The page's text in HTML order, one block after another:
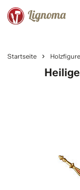
Startseite